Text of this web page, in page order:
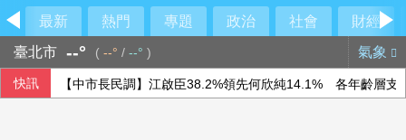
最新 熱門 專題 政治 社會
財經
臺北市 --° ( --° / --° ) 氣象
快訊 【中市長民調】江啟臣38.2%領先何欣純14.1% 各年齡層支